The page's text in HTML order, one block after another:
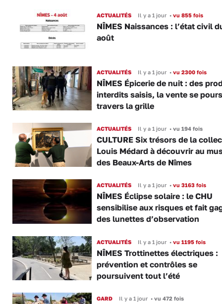
ACTUALITÉS Il y a 1 jour •vu 855 fois
NÎMES Naissances : l’état civil
août
ACTUALITÉS Il y a 1 jour •vu 2300 fois
NÎMES Épicerie de nuit : des
interdits saisis, la vente se
travers la grille
ACTUALITÉS Il y a 1 jour •vu 194 fois
CULTURE Six trésors de la
Louis Médard à découvrir au
des Beaux-Arts de Nîmes
ACTUALITÉS Il y a 1 jour •vu 3163 fois
NÎMES Éclipse solaire : le CHU
sensibilise aux risques et fait
des lunettes d’observation
ACTUALITÉS Il y a 1 jour •vu 1195 fois
NÎMES Trottinettes électriques :
prévention et contrôles se
poursuivent tout l’été
GARD Il y a 1 jour •vu 472 fois